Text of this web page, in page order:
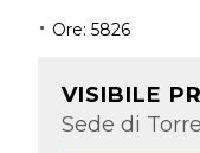
Ore: 5826
VISIBILE
Sede di